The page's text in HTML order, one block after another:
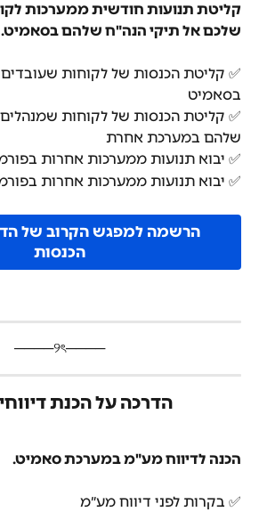
קליטת תנועות חודשית ממערכות
שלכם אל תיקי הנה"ח שלהם בסאמיט.
✅ קליטת הכנסות של לקוחות
בסאמיט
✅ קליטת הכנסות של לקוחות
שלהם במערכת אחרת
✅ יבוא תנועות ממערכות אחרות
✅ יבוא תנועות ממערכות אחרות
הרשמה למפגש הקרוב של
הכנסות
​────୨ৎ────
הדרכה על הכנת
הכנה לדיווח מע"מ במערכת סאמיט.
​✅ בקרות לפני דיווח מע״מ